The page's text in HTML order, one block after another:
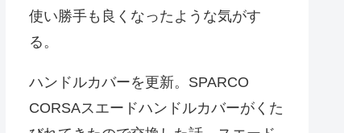
使い勝手も良くなったような気がす
る。
ハンドルカバーを更新。SPARCO
CORSAスエードハンドルカバーがくた